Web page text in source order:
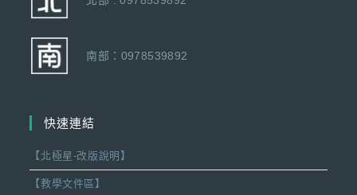
南部：0978539892
快速連結
【北極星-改版說明】
【教學文件區】